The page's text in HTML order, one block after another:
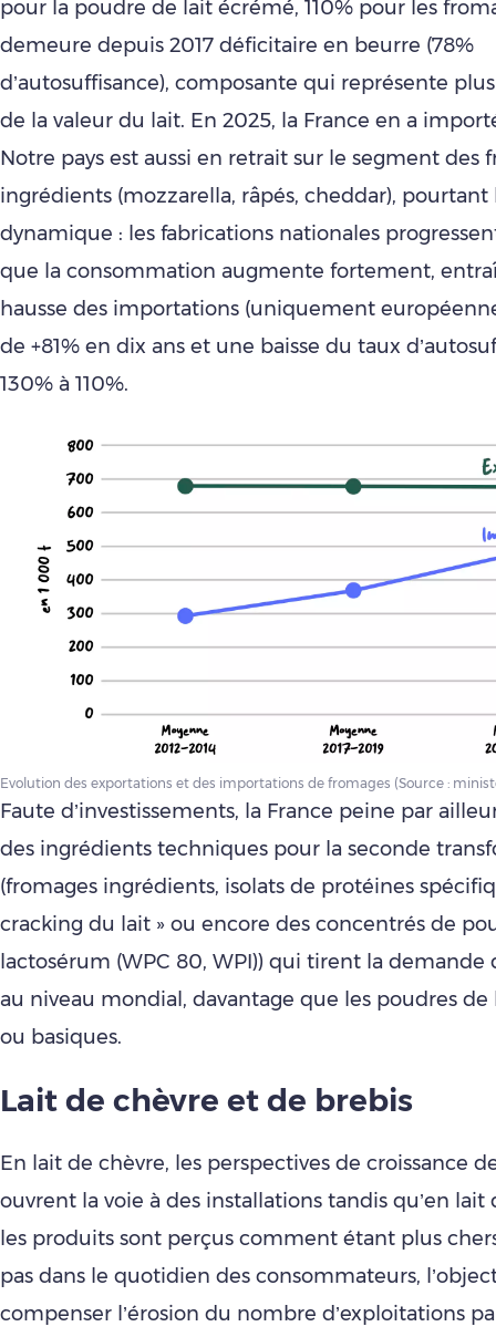
pour la poudre de lait écrémé, 110% pour les
demeure depuis 2017 déficitaire en beurre (78%
d’autosuffisance), composante qui représente
de la valeur du lait. En 2025, la France en a
Notre pays est aussi en retrait sur le segment des
ingrédients (mozzarella, râpés, cheddar), pourtant
dynamique : les fabrications nationales
que la consommation augmente fortement,
hausse des importations (uniquement
de +81% en dix ans et une baisse du taux
130% à 110%.
Evolution des exportations et des importations de fromages (Source :
Faute d’investissements, la France peine par
des ingrédients techniques pour la seconde
(fromages ingrédients, isolats de protéines
cracking du lait » ou encore des concentrés de
lactosérum (WPC 80, WPI)) qui tirent la demande
au niveau mondial, davantage que les poudres
ou basiques.
Lait de chèvre et de brebis
En lait de chèvre, les perspectives de croissance
ouvrent la voie à des installations tandis qu’en lait
les produits sont perçus comment étant plus
pas dans le quotidien des consommateurs,
compenser l’érosion du nombre d’exploitations